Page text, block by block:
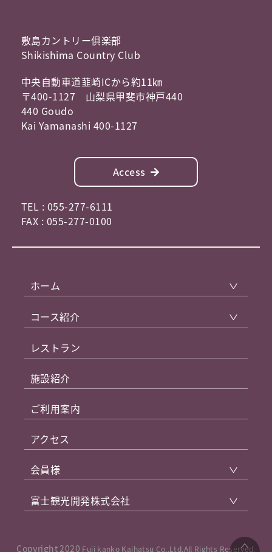
敷島カントリー俱楽部
Shikishima Country Club
中央自動車道韮崎ICから約11㎞
〒400-1127 山梨県甲斐市神戸440
440 Goudo
Kai Yamanashi 400-1127
Access
TEL : 055-277-6111
FAX : 055-277-0100
ホーム
コース紹介
レストラン
施設紹介
ご利用案内
アクセス
会員様
富士観光開発株式会社
Copyright 2020 Fuji kanko Kaihatsu Co.,Ltd.All Rights Reserved.